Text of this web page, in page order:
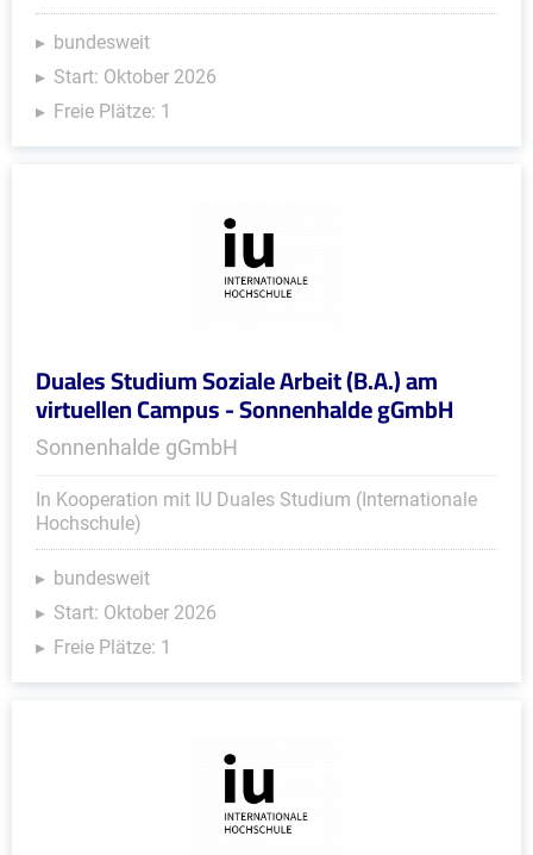
bundesweit
Start: Oktober 2026
Freie Plätze: 1
Duales Studium Soziale Arbeit (B.A.) am
virtuellen Campus - Sonnenhalde gGmbH
Sonnenhalde gGmbH
In Kooperation mit IU Duales Studium (Internationale
Hochschule)
bundesweit
Start: Oktober 2026
Freie Plätze: 1